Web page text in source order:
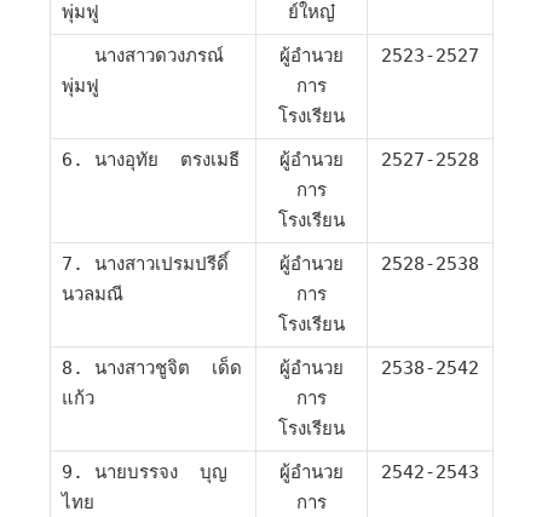
พุ่มฟู
ย์ใหญ๋
นางสาวดวงภรณ์
พุ่มฟู
ผู้อำนวย
การ
โรงเรียน
2523-2527
6. นางอุทัย ตรงเมธี
ผู้อำนวย
การ
โรงเรียน
2527-2528
7. นางสาวเปรมปรีดิ์
นวลมณี
ผู้อำนวย
การ
โรงเรียน
2528-2538
8. นางสาวชูจิต เด็ด
แก้ว
ผู้อำนวย
การ
โรงเรียน
2538-2542
9. นายบรรจง บุญ
ไทย
ผู้อำนวย
การ
2542-2543